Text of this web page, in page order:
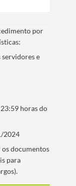
por
servidores e
23:59 horas do
2024
documentos
para